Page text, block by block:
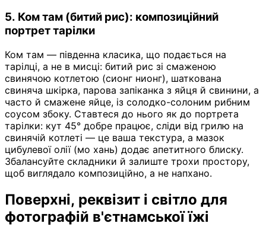
5. Ком там (битий рис): композиційний
портрет тарілки
Ком там — південна класика, що подається на
тарілці, а не в мисці: битий рис зі смаженою
свинячою котлетою (сионг нионг), шаткована
свиняча шкірка, парова запіканка з яйця й свинини, а
часто й смажене яйце, із солодко-солоним рибним
соусом збоку. Ставтеся до нього як до портрета
тарілки: кут 45° добре працює, сліди від грилю на
свинячій котлеті — це ваша текстура, а мазок
цибулевої олії (мо хань) додає апетитного блиску.
Збалансуйте складники й залиште трохи простору,
щоб виглядало композиційно, а не напхано.
Поверхні, реквізит і світло для
фотографій в'єтнамської їжі